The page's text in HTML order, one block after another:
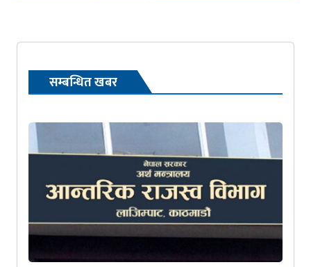
सम्बन्धित खबर